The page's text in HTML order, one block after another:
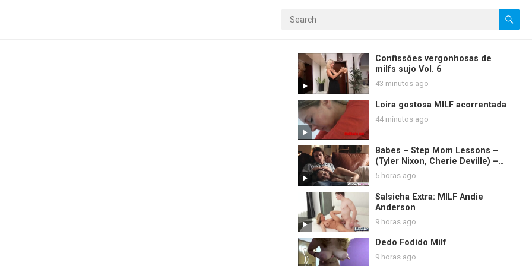
Confissões vergonhosas de
milfs sujo Vol. 6
43 minutos ago
Loira gostosa MILF acorrentada
44 minutos ago
Babes – Step Mom Lessons –
(Tyler Nixon, Cherie Deville) –
Introdução ao prazer
5 horas ago
Salsicha Extra: MILF Andie
Anderson
9 horas ago
Dedo Fodido Milf
9 horas ago